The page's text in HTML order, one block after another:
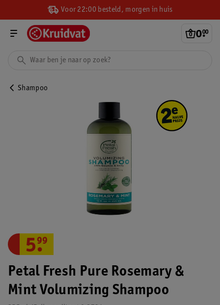
Voor 22:00 besteld, morgen in huis
0.
00
Shampoo
Petal Fresh Pure Rosemary &
Mint Volumizing Shampoo
5.
99